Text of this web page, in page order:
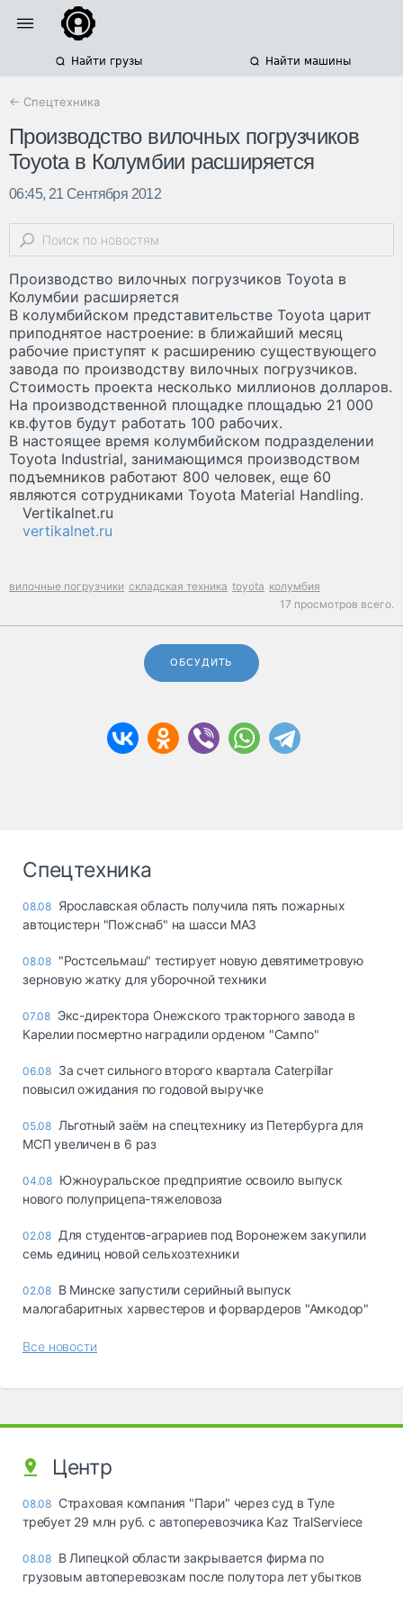
Найти грузы Найти машины
← Спецтехника
Производство вилочных погрузчиков
Toyota в Колумбии расширяется
06:45, 21 Сентября 2012
Производство вилочных погрузчиков Toyota в
Колумбии расширяется
В колумбийском представительстве Toyota царит
приподнятое настроение: в ближайший месяц
рабочие приступят к расширению существующего
завода по производству вилочных погрузчиков.
Стоимость проекта несколько миллионов долларов.
На производственной площадке площадью 21 000
кв.футов будут работать 100 рабочих.
В настоящее время колумбийском подразделении
Toyota Industrial, занимающимся производством
подъемников работают 800 человек, еще 60
являются сотрудниками Toyota Material Handling.
Vertikalnet.ru
vertikalnet.ru
вилочные погрузчики складская техника toyota колумбия
17 просмотров всего.
ОБСУДИТЬ
Спецтехника
08.08 Ярославская область получила пять пожарных
автоцистерн "Пожснаб" на шасси МАЗ
08.08 "Ростсельмаш" тестирует новую девятиметровую
зерновую жатку для уборочной техники
07.08 Экс-директора Онежского тракторного завода в
Карелии посмертно наградили орденом "Сампо"
06.08 За счет сильного второго квартала Caterpillar
повысил ожидания по годовой выручке
05.08 Льготный заём на спецтехнику из Петербурга для
МСП увеличен в 6 раз
04.08 Южноуральское предприятие освоило выпуск
нового полуприцепа-тяжеловоза
02.08 Для студентов-аграриев под Воронежем закупили
семь единиц новой сельхозтехники
02.08 В Минске запустили серийный выпуск
малогабаритных харвестеров и форвардеров "Амкодор"
Все новости
Центр
08.08 Страховая компания "Пари" через суд в Туле
требует 29 млн руб. с автоперевозчика Kaz TralServiece
08.08 В Липецкой области закрывается фирма по
грузовым автоперевозкам после полутора лет убытков